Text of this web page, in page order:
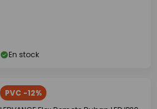
En stock
PVC -12%